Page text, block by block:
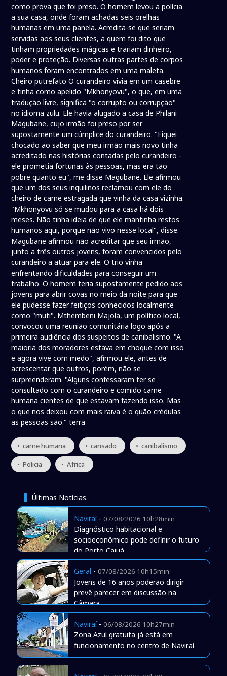
como prova que foi preso. O homem levou a polícia
a sua casa, onde foram achadas seis orelhas
humanas em uma panela. Acredita-se que seriam
servidas aos seus clientes, a quem foi dito que
tinham propriedades mágicas e trariam dinheiro,
poder e proteção. Diversas outras partes de corpos
humanos foram encontrados em uma maleta.
Cheiro putrefato O curandeiro vivia em um casebre
e tinha como apelido "Mkhonyovu", o que, em uma
tradução livre, significa "o corrupto ou corrupção"
no idioma zulu. Ele havia alugado a casa de Philani
Magubane, cujo irmão foi preso por ser
supostamente um cúmplice do curandeiro. "Fiquei
chocado ao saber que meu irmão mais novo tinha
acreditado nas histórias contadas pelo curandeiro -
ele prometia fortunas às pessoas, mas era tão
pobre quanto eu", me disse Magubane. Ele afirmou
que um dos seus inquilinos reclamou com ele do
cheiro de carne estragada que vinha da casa vizinha.
"Mkhonyovu só se mudou para a casa há dois
meses. Não tinha ideia de que ele mantinha restos
humanos aqui, porque não vivo nesse local", disse.
Magubane afirmou não acreditar que seu irmão,
junto a três outros jovens, foram convencidos pelo
curandeiro a atuar para ele. O trio vinha
enfrentando dificuldades para conseguir um
trabalho. O homem teria supostamente pedido aos
jovens para abrir covas no meio da noite para que
ele pudesse fazer feitiços conhecidos localmente
como "muti". Mthembeni Majola, um político local,
convocou uma reunião comunitária logo após a
primeira audiência dos suspeitos de canibalismo. "A
maioria dos moradores estava em choque com isso
e agora vive com medo", afirmou ele, antes de
acrescentar que outros, porém, não se
surpreenderam. "Alguns confessaram ter se
consultado com o curandeiro e comido carne
humana cientes de que estavam fazendo isso. Mas
o que nos deixou com mais raiva é o quão crédulas
as pessoas são." terra
• carne humana • cansado • canibalismo
• Policia • Africa
Últimas Notícias
Naviraí- 07/08/2026 10h28min
Diagnóstico habitacional e
socioeconômico pode definir o futuro
do Porto Caiuá
Geral - 07/08/2026 10h15min
Jovens de 16 anos poderão dirigir
prevê parecer em discussão na
Câmara
Naviraí- 06/08/2026 10h27min
Zona Azul gratuita já está em
funcionamento no centro de Naviraí